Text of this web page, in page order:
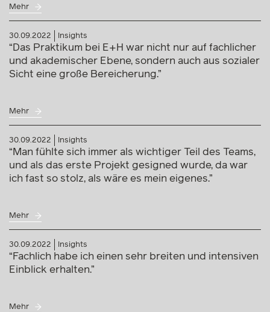
Mehr
30.09.2022 Insights
“Das Praktikum bei E+H war nicht nur auf fachlicher
und akademischer Ebene, sondern auch aus sozialer
Sicht eine große Bereicherung.”
Mehr
30.09.2022 Insights
“Man fühlte sich immer als wichtiger Teil des Teams,
und als das erste Projekt gesigned wurde, da war
ich fast so stolz, als wäre es mein eigenes.”
Mehr
30.09.2022 Insights
“Fachlich habe ich einen sehr breiten und intensiven
Einblick erhalten.”
Mehr